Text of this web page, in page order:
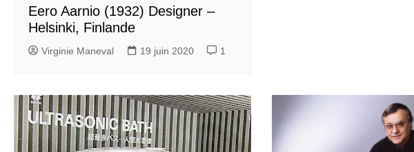
Eero Aarnio (1932) Designer –
Helsinki, Finlande
Virginie Maneval 19 juin 2020 1